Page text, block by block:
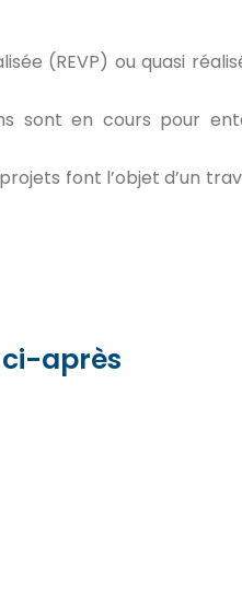
(REVP) ou quasi
sont en cours pour
font l’objet d’un
ci-après